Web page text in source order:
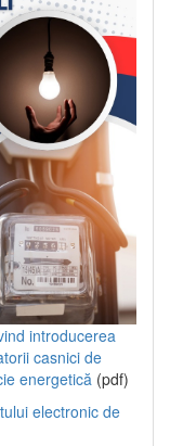
introducerea
casnici de
energetică (pdf)
electronic de